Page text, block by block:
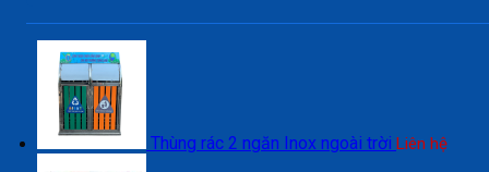
Thùng rác 2 ngăn Inox ngoài trời Liên hệ